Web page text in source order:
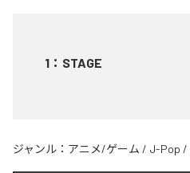
1 ： STAGE
ジャンル： アニメ/ゲーム / J-Pop /